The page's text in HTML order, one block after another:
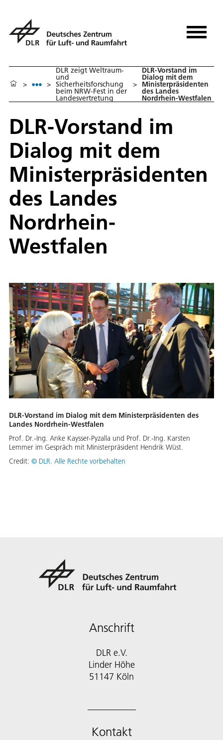
> >
DLR zeigt Weltraum-
und
Sicherheitsforschung
beim NRW-Fest in der
Landesvertretung
>
DLR-Vorstand im
Dialog mit dem
Ministerpräsidenten
des Landes
Nordrhein-Westfalen
DLR-Vorstand im
Dialog mit dem
Ministerpräsidenten
des Landes
Nordrhein-
Westfalen
DLR-Vorstand im Dialog mit dem Ministerpräsidenten des
Landes Nordrhein-Westfalen
Prof. Dr.-Ing. Anke Kaysser-Pyzalla und Prof. Dr.-Ing. Karsten
Lemmer im Gespräch mit Ministerpräsident Hendrik Wüst.
Credit: © DLR. Alle Rechte vorbehalten
Anschrift
DLR e.V.
Linder Höhe
51147 Köln
Kontakt